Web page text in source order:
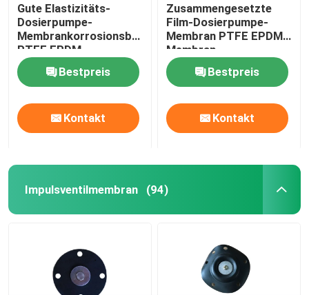
Gute Elastizitäts-
Dosierpumpe-
Membrankorrosionsbeständigkeit
PTFE EPDM
Bestpreis
Kontakt
Zusammengesetzte
Film-Dosierpumpe-
Membran PTFE EPDM
Membran
Bestpreis
Kontakt
Impulsventilmembran (94)